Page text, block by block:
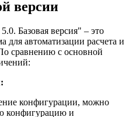
версии
Базовая версия" – это
для автоматизации расчета и
сравнению с основной
конфигурации, можно
конфигурацию и